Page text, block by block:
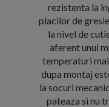
rezistenta la
placilor de
la nivel de
aferent unui
temperaturi
dupa montaj
la socuri
pateaza si nu